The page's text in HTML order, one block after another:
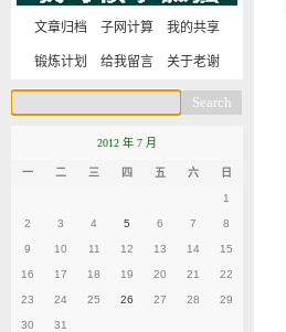
文章归档
子网计算 我的共享
锻炼计划 给我留言 关于老谢
2012 年 7 月
一 二 三 四 五 六 日
1
2 3 4 5 6 7 8
9 10 11 12 13 14 15
16 17 18 19 20 21 22
23 24 25 26 27 28 29
30 31